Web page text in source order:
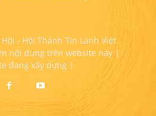
- Hội Thánh Tin Lành Việt
nội dung trên website này |
đang xây dựng |